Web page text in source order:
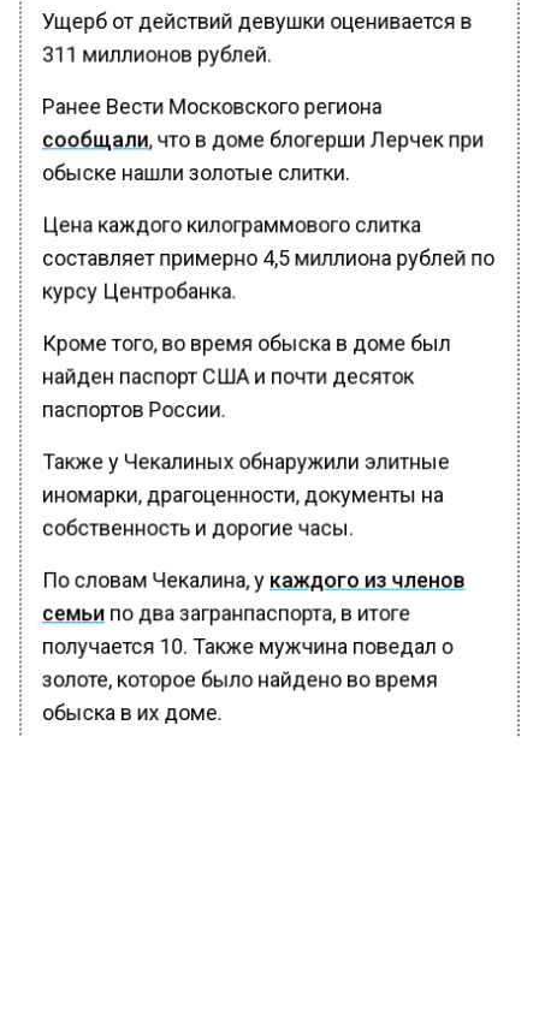
Ущерб от действий девушки оценивается в
311 миллионов рублей.
Ранее Вести Московского региона
сообщали, что в доме блогерши Лерчек при
обыске нашли золотые слитки.
Цена каждого килограммового слитка
составляет примерно 4,5 миллиона рублей по
курсу Центробанка.
Кроме того, во время обыска в доме был
найден паспорт США и почти десяток
паспортов России.
Также у Чекалиных обнаружили элитные
иномарки, драгоценности, документы на
собственность и дорогие часы.
По словам Чекалина, у каждого из членов
семьипо два загранпаспорта, в итоге
получается 10. Также мужчина поведал о
золоте, которое было найдено во время
обыска в их доме.